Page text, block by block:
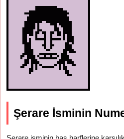
Şerare İsminin